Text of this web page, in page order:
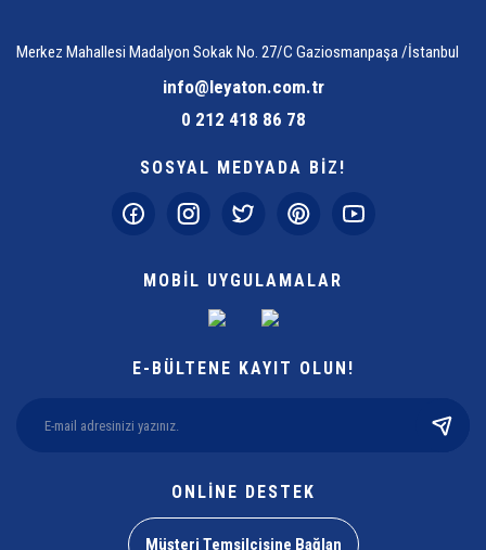
Merkez Mahallesi Madalyon Sokak No. 27/C Gaziosmanpaşa /İstanbul
info@leyaton.com.tr
0 212 418 86 78
SOSYAL MEDYADA BİZ!
MOBİL UYGULAMALAR
E-BÜLTENE KAYIT OLUN!
ONLİNE DESTEK
Müşteri Temsilcisine Bağlan